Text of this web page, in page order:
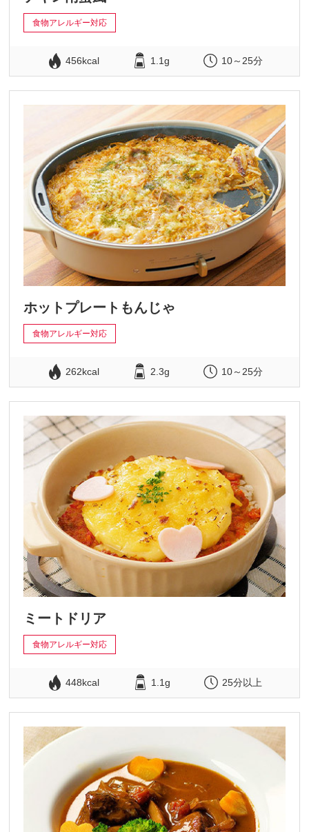
食物アレルギー対応
456kcal 1.1g 10～25分
ホットプレートもんじゃ
食物アレルギー対応
262kcal 2.3g 10～25分
ミートドリア
食物アレルギー対応
448kcal 1.1g 25分以上